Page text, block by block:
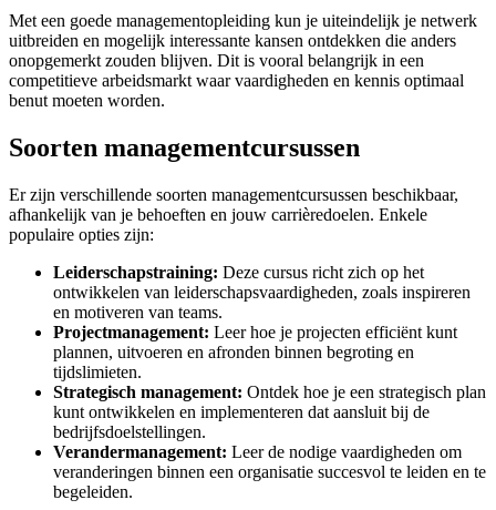
Met een goede managementopleiding kun je uiteindelijk je netwerk
uitbreiden en mogelijk interessante kansen ontdekken die anders
onopgemerkt zouden blijven. Dit is vooral belangrijk in een
competitieve arbeidsmarkt waar vaardigheden en kennis optimaal
benut moeten worden.
Soorten managementcursussen
Er zijn verschillende soorten managementcursussen beschikbaar,
afhankelijk van je behoeften en jouw carrièredoelen. Enkele
populaire opties zijn:
Leiderschapstraining: Deze cursus richt zich op het
ontwikkelen van leiderschapsvaardigheden, zoals inspireren
en motiveren van teams.
Projectmanagement: Leer hoe je projecten efficiënt kunt
plannen, uitvoeren en afronden binnen begroting en
tijdslimieten.
Strategisch management: Ontdek hoe je een strategisch plan
kunt ontwikkelen en implementeren dat aansluit bij de
bedrijfsdoelstellingen.
Verandermanagement: Leer de nodige vaardigheden om
veranderingen binnen een organisatie succesvol te leiden en te
begeleiden.